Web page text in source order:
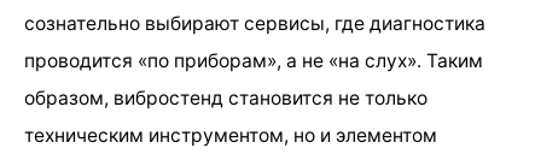
сознательно выбирают сервисы, где диагностика
проводится «по приборам», а не «на слух». Таким
образом, вибростенд становится не только
техническим инструментом, но и элементом